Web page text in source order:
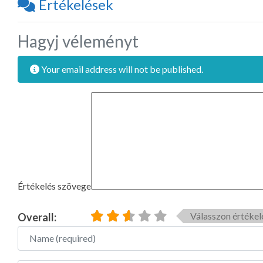
Értékelések
Hagyj véleményt
Your email address will not be published.
Értékelés szövege
Overall:
Válasszon
Name